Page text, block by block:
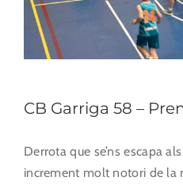
CB Garriga 58 –
Derrota que se’ns escapa
increment molt notori de la